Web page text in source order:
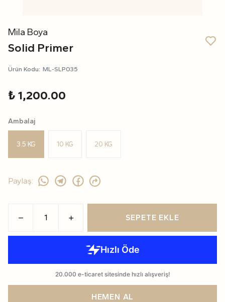
Mila Boya
Solid Primer
Ürün Kodu: ML-SLP035
₺ 1,200.00
Ambalaj
3.5 KG 10 KG 20 KG
Paylaş:
SEPETE EKLE
HEMEN AL